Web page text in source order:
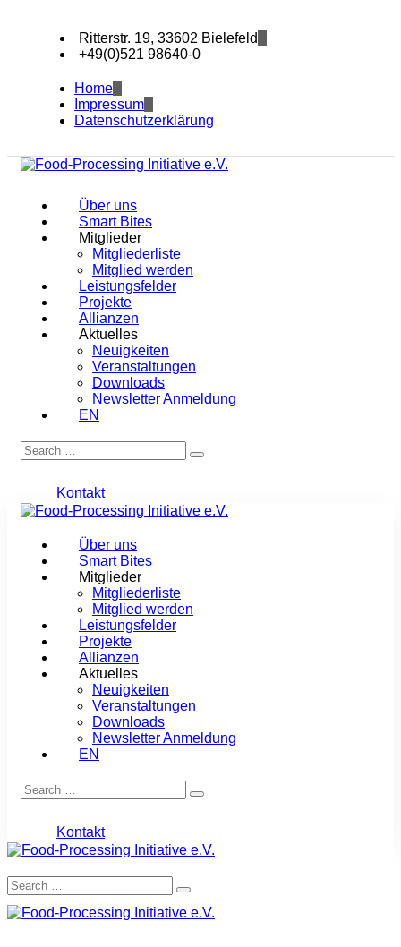
Ritterstr. 19, 33602 Bielefeld
+49(0)521 98640-0
Home
Impressum
Datenschutzerklärung
Über uns
Smart Bites
Mitglieder
Mitgliederliste
Mitglied werden
Leistungsfelder
Projekte
Allianzen
Aktuelles
Neuigkeiten
Veranstaltungen
Downloads
Newsletter Anmeldung
EN
Kontakt
Über uns
Smart Bites
Mitglieder
Mitgliederliste
Mitglied werden
Leistungsfelder
Projekte
Allianzen
Aktuelles
Neuigkeiten
Veranstaltungen
Downloads
Newsletter Anmeldung
EN
Kontakt